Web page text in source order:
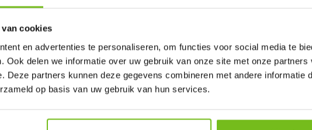
cookies
en advertenties te personaliseren, om functies voor social media te
Ook delen we informatie over uw gebruik van onze site met onze partners
Deze partners kunnen deze gegevens combineren met andere informatie
op basis van uw gebruik van hun services.
voor updates
voor extra